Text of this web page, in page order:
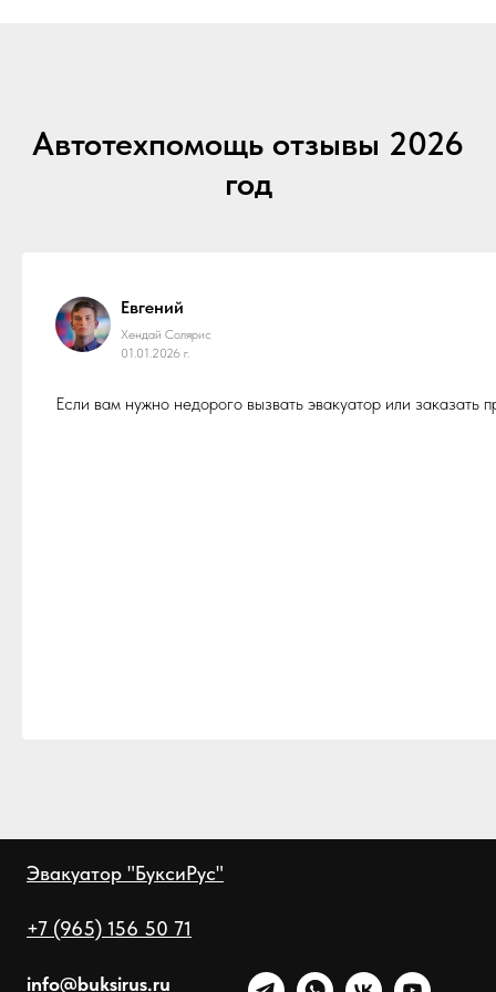
Автотехпомощь отзывы 2026
год
Евгений
Хендай Солярис
01.01.2026 г.
Если вам нужно недорого вызвать эвакуатор или
Эвакуатор "БуксиРус"
+7 (965) 156 50 71
info@buksirus.ru